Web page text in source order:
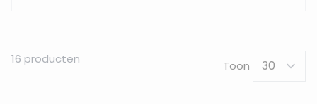
16 producten Toon